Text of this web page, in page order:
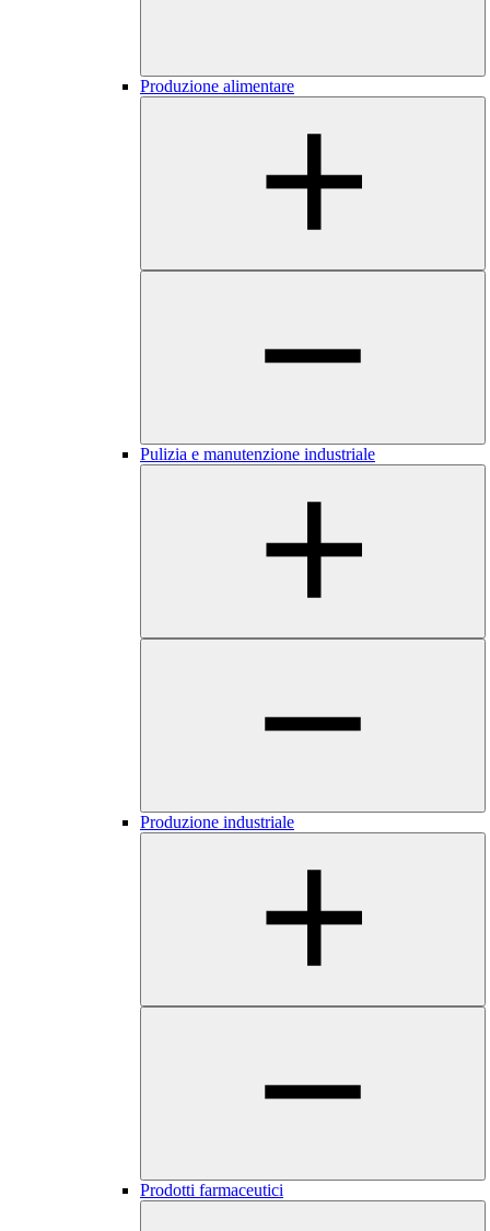
Produzione alimentare
Pulizia e manutenzione industriale
Produzione industriale
Prodotti farmaceutici